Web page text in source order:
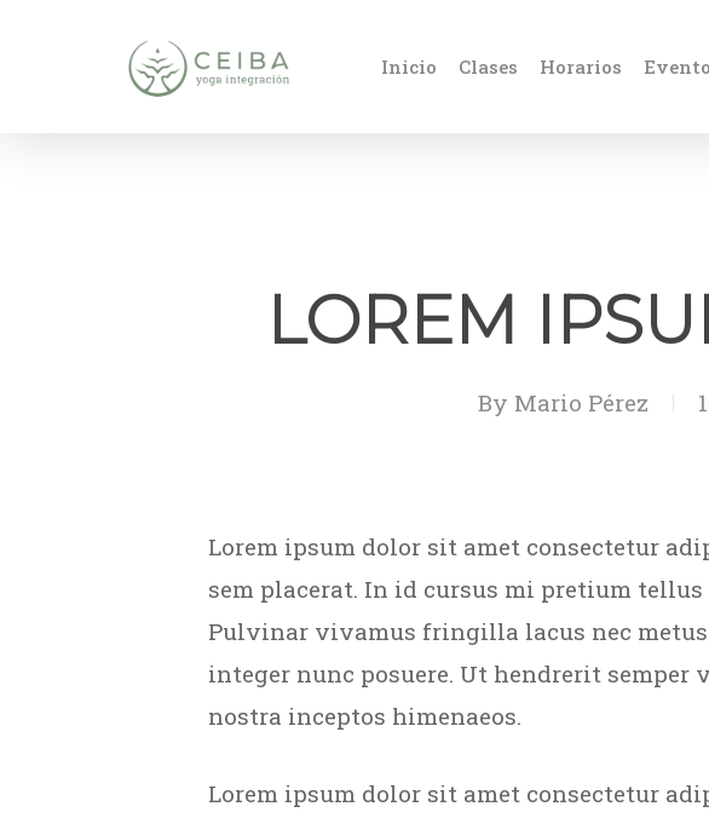
Inicio Clases Horarios
LOREM
By Mario Pérez
Lorem ipsum dolor sit amet consectetur
sem placerat. In id cursus mi pretium
Pulvinar vivamus fringilla lacus nec
integer nunc posuere. Ut hendrerit
nostra inceptos himenaeos.
Lorem ipsum dolor sit amet consectetur